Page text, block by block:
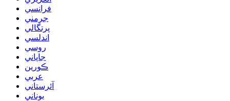
فرانسي
جرمني
پرتگالي
اندلسي
روسي
جاپاني
ڪورين
عربي
آئرستاني
يوناني